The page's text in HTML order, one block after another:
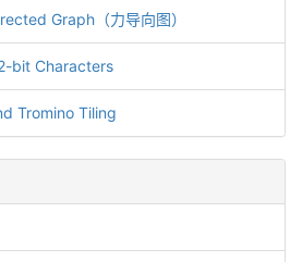
Graph（力导向图）
bit Characters
Tromino Tiling